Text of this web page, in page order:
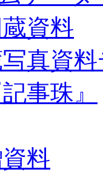
資料
真資
事珠』
料